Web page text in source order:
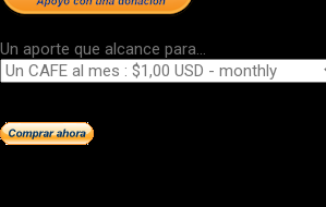
Un aporte que alcance para...